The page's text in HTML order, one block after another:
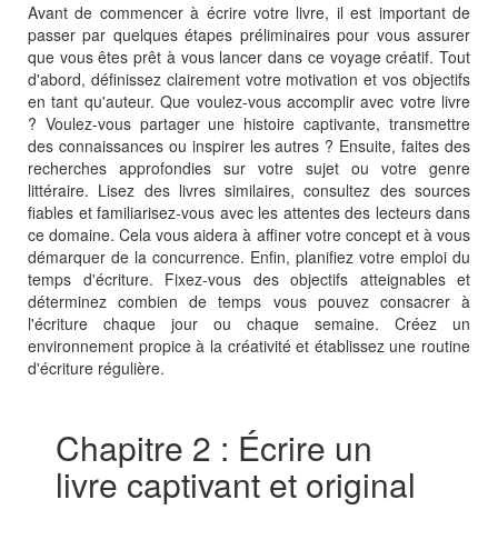
Avant de commencer à écrire votre livre, il est important de
passer par quelques étapes préliminaires pour vous assurer
que vous êtes prêt à vous lancer dans ce voyage créatif. Tout
d'abord, définissez clairement votre motivation et vos objectifs
en tant qu'auteur. Que voulez-vous accomplir avec votre livre
? Voulez-vous partager une histoire captivante, transmettre
des connaissances ou inspirer les autres ? Ensuite, faites des
recherches approfondies sur votre sujet ou votre genre
littéraire. Lisez des livres similaires, consultez des sources
fiables et familiarisez-vous avec les attentes des lecteurs dans
ce domaine. Cela vous aidera à affiner votre concept et à vous
démarquer de la concurrence. Enfin, planifiez votre emploi du
temps d'écriture. Fixez-vous des objectifs atteignables et
déterminez combien de temps vous pouvez consacrer à
l'écriture chaque jour ou chaque semaine. Créez un
environnement propice à la créativité et établissez une routine
d'écriture régulière.
Chapitre 2 : Écrire un
livre captivant et original